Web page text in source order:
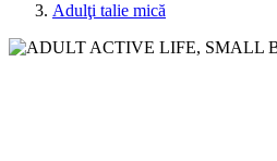
Adulţi talie mică